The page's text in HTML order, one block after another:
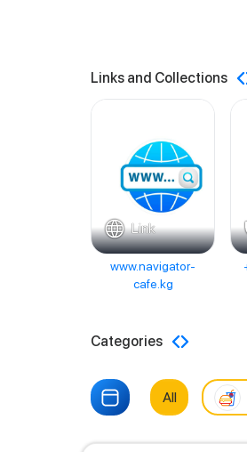
Links and Collections
Link
www.navigator-
cafe.kg
Categories
All